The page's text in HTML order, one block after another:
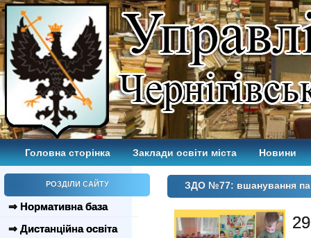
Головна сторінка Заклади освіти міста Новини
РОЗДІЛИ САЙТУ
⇒ Нормативна база
⇒ Дистанційна освіта
ЗДО №77: вшанування